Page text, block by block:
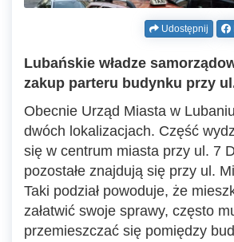
Udostępnij
Lubańskie władze
zakup parteru budynku przy
Obecnie Urząd Miasta w
dwóch lokalizacjach. Część
się w centrum miasta przy ul. 7
pozostałe znajdują się przy ul.
Taki podział powoduje, że
załatwić swoje sprawy, często
przemieszczać się pomiędzy